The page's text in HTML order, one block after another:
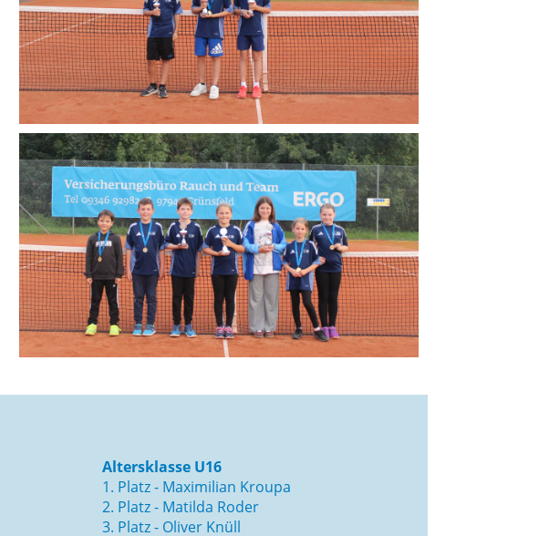
Altersklasse U16
1. Platz - Maximilian Kroupa
2. Platz - Matilda Roder
3. Platz - Oliver Knüll